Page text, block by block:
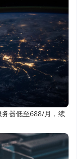
器低至688/月，续